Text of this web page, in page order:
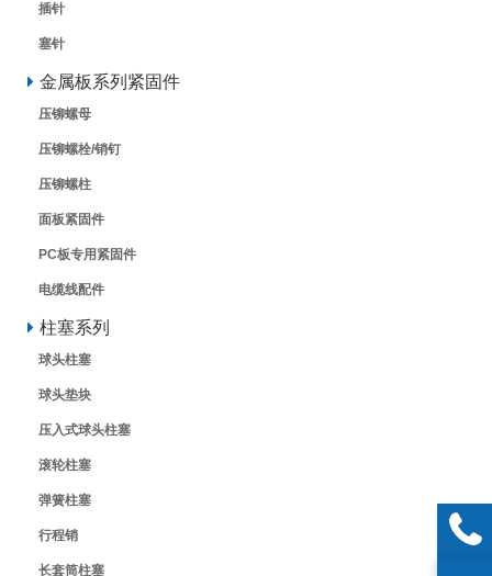
插针
塞针
金属板系列紧固件
压铆螺母
压铆螺栓/销钉
压铆螺柱
面板紧固件
PC板专用紧固件
电缆线配件
柱塞系列
球头柱塞
球头垫块
压入式球头柱塞
滚轮柱塞
弹簧柱塞
行程销
长套筒柱塞